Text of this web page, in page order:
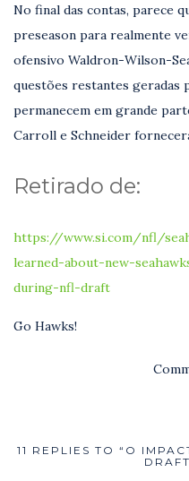
No final das contas, parece
preseason para realmente
ofensivo Waldron-Wilson-
questões restantes geradas
permanecem em grande
Carroll e Schneider
Retirado de:
https://www.si.com/nfl/
learned-about-new-
during-nfl-draft
Go Hawks!
11 REPLIES TO “O